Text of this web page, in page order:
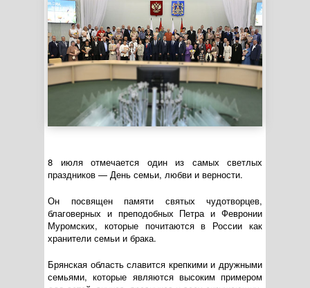
8 июля отмечается один из самых светлых
праздников — День семьи, любви и верности.
Он посвящен памяти святых чудотворцев,
благоверных и преподобных Петра и Февронии
Муромских, которые почитаются в России как
хранители семьи и брака.
Брянская область славится крепкими и дружными
семьями, которые являются высоким примером